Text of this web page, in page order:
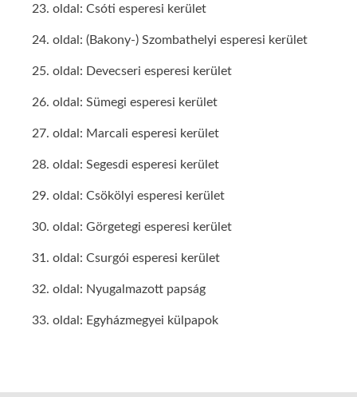
23. oldal: Csóti esperesi kerület
24. oldal: (Bakony-) Szombathelyi esperesi kerület
25. oldal: Devecseri esperesi kerület
26. oldal: Sümegi esperesi kerület
27. oldal: Marcali esperesi kerület
28. oldal: Segesdi esperesi kerület
29. oldal: Csökölyi esperesi kerület
30. oldal: Görgetegi esperesi kerület
31. oldal: Csurgói esperesi kerület
32. oldal: Nyugalmazott papság
33. oldal: Egyházmegyei külpapok